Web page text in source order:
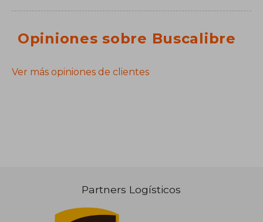
Opiniones sobre Buscalibre
Ver más opiniones de clientes
Partners Logísticos